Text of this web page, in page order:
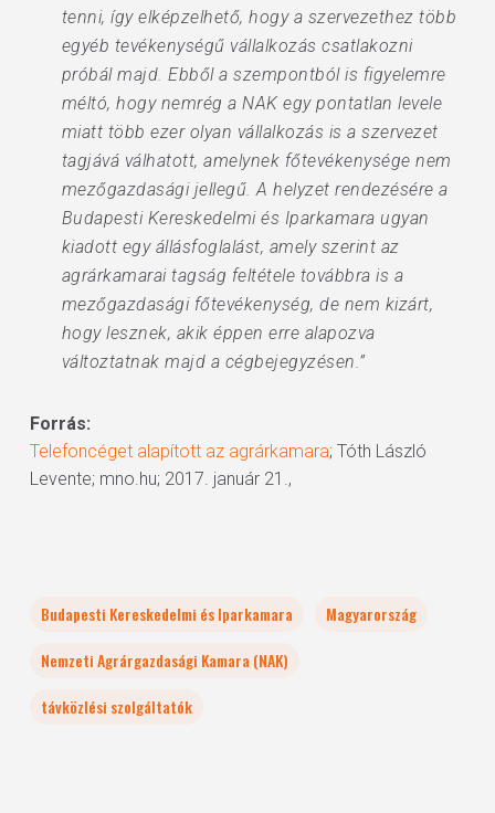
tenni, így elképzelhető, hogy a szervezethez több
egyéb tevékenységű vállalkozás csatlakozni
próbál majd. Ebből a szempontból is figyelemre
méltó, hogy nemrég a NAK egy pontatlan levele
miatt több ezer olyan vállalkozás is a szervezet
tagjává válhatott, amelynek főtevékenysége nem
mezőgazdasági jellegű. A helyzet rendezésére a
Budapesti Kereskedelmi és Iparkamara ugyan
kiadott egy állásfoglalást, amely szerint az
agrárkamarai tagság feltétele továbbra is a
mezőgazdasági főtevékenység, de nem kizárt,
hogy lesznek, akik éppen erre alapozva
változtatnak majd a cégbejegyzésen.”
Forrás:
Telefoncéget alapított az agrárkamara; Tóth László
Levente; mno.hu; 2017. január 21.,
Budapesti Kereskedelmi és Iparkamara
Magyarország
Nemzeti Agrárgazdasági Kamara (NAK)
távközlési szolgáltatók